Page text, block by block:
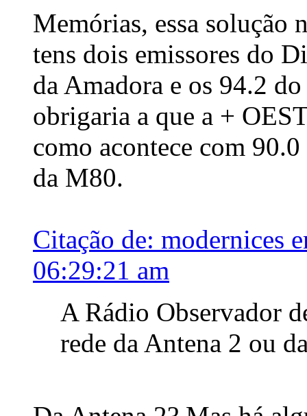
Memórias, essa solução
tens dois emissores do
da Amadora e os 94.2
obrigaria a que a +
como acontece com
da M80.
Citação de: modernices
06:29:21 am
A Rádio Observador
rede da Antena 2 ou